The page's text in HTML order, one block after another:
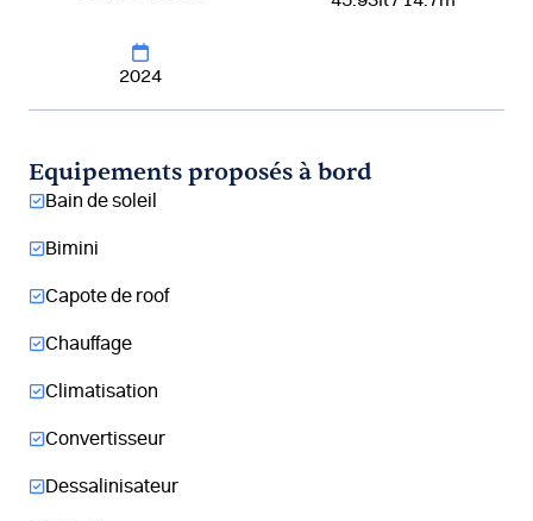
2024
Equipements proposés à bord
Bain de soleil
Bimini
Capote de roof
Chauffage
Climatisation
Convertisseur
Dessalinisateur